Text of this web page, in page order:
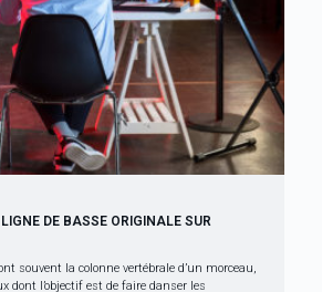
DE BASSE ORIGINALE SUR
souvent la colonne vertébrale d’un morceau,
dont l’objectif est de faire danser les